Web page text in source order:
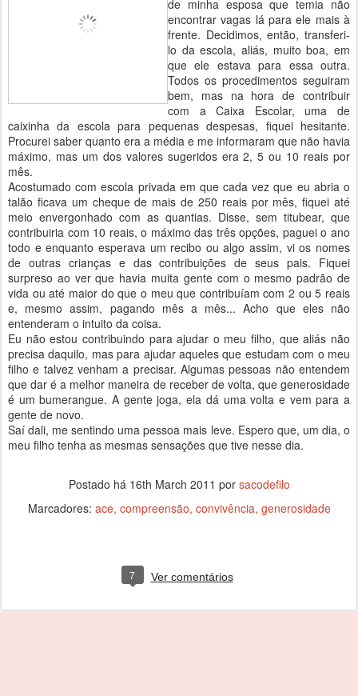
de minha esposa que temia não
encontrar vagas lá para ele mais à
frente. Decidimos, então, transferi-
lo da escola, aliás, muito boa, em
que ele estava para essa outra.
Todos os procedimentos seguiram
bem, mas na hora de contribuir
com a Caixa Escolar, uma de
caixinha da escola para pequenas despesas, fiquei hesitante.
Procurei saber quanto era a média e me informaram que não havia
máximo, mas um dos valores sugeridos era 2, 5 ou 10 reais por
mês.
Acostumado com escola privada em que cada vez que eu abria o
talão ficava um cheque de mais de 250 reais por mês, fiquei até
meio envergonhado com as quantias. Disse, sem titubear, que
contribuiria com 10 reais, o máximo das três opções, paguei o ano
todo e enquanto esperava um recibo ou algo assim, vi os nomes
de outras crianças e das contribuições de seus pais. Fiquei
surpreso ao ver que havia muita gente com o mesmo padrão de
vida ou até maior do que o meu que contribuíam com 2 ou 5 reais
e, mesmo assim, pagando mês a mês... Acho que eles não
entenderam o intuito da coisa.
Eu não estou contribuindo para ajudar o meu filho, que aliás não
precisa daquilo, mas para ajudar aqueles que estudam com o meu
filho e talvez venham a precisar. Algumas pessoas não entendem
que dar é a melhor maneira de receber de volta, que generosidade
é um bumerangue. A gente joga, ela dá uma volta e vem para a
gente de novo.
Saí dali, me sentindo uma pessoa mais leve. Espero que, um dia, o
meu filho tenha as mesmas sensações que tive nesse dia.
Postado há 16th March 2011 por sacodefilo
Marcadores: ace compreensão convivência generosidade
7 Ver comentários